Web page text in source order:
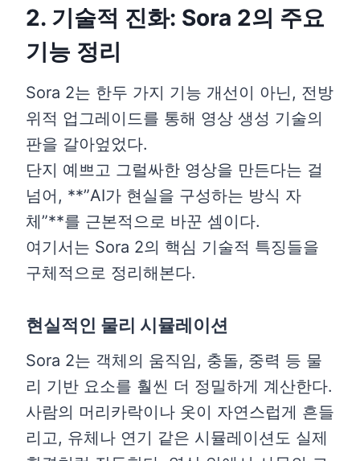
2. 기술적 진화: Sora 2의 주요
기능 정리
Sora 2는 한두 가지 기능 개선이 아닌, 전방
위적 업그레이드를 통해 영상 생성 기술의
판을 갈아엎었다.
단지 예쁘고 그럴싸한 영상을 만든다는 걸
넘어, **”AI가 현실을 구성하는 방식 자
체”**를 근본적으로 바꾼 셈이다.
여기서는 Sora 2의 핵심 기술적 특징들을
구체적으로 정리해본다.
현실적인 물리 시뮬레이션
Sora 2는 객체의 움직임, 충돌, 중력 등 물
리 기반 요소를 훨씬 더 정밀하게 계산한다.
사람의 머리카락이나 옷이 자연스럽게 흔들
리고, 유체나 연기 같은 시뮬레이션도 실제